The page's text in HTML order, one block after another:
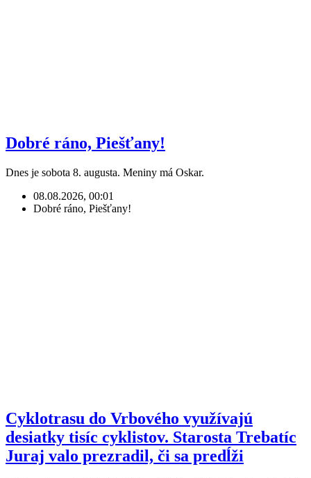
Dobré ráno, Piešťany!
Dnes je sobota 8. augusta. Meniny má Oskar.
08.08.2026, 00:01
Dobré ráno, Piešťany!
Cyklotrasu do Vrbového využívajú
desiatky tisíc cyklistov. Starosta Trebatíc
Juraj valo prezradil, či sa predĺži